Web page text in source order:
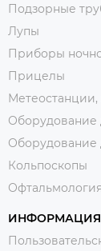
Подзорные
Лупы
Приборы
Прицелы
Оборудование
Оборудование
Кольпоскопы
Офтальмология
ИНФОРМАЦИЯ